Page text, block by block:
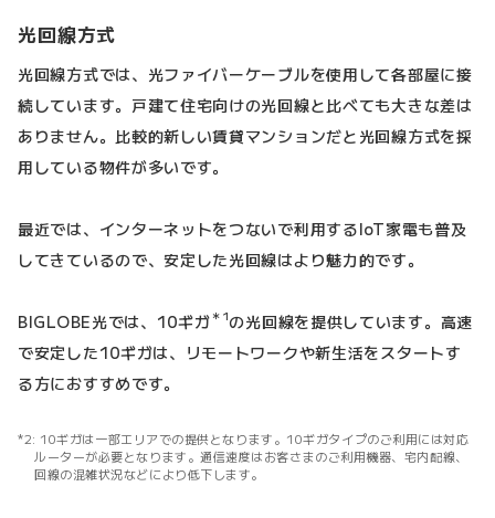
光回線方式
光回線方式では、光ファイバーケーブルを使用して各部屋に接
続しています。戸建て住宅向けの光回線と比べても大きな差は
ありません。比較的新しい賃貸マンションだと光回線方式を採
用している物件が多いです。
最近では、インターネットをつないで利用するIoT家電も普及
してきているので、安定した光回線はより魅力的です。
BIGLOBE光では、10ギガ＊1の光回線を提供しています。高速
で安定した10ギガは、リモートワークや新生活をスタートす
る方におすすめです。
10ギガは一部エリアでの提供となります。10ギガタイプのご利用には対応
ルーターが必要となります。通信速度はお客さまのご利用機器、宅内配線、
回線の混雑状況などにより低下します。